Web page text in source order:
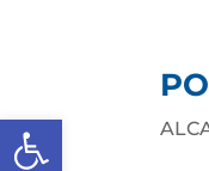
Abrir barra de